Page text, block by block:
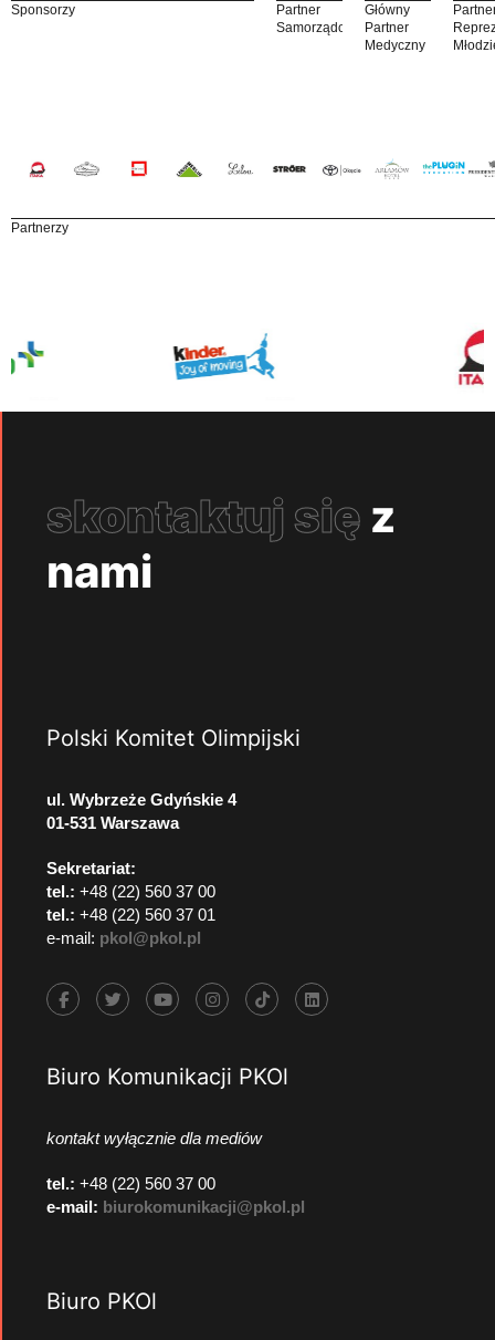
Sponsorzy
Partner
Samorządowy
Główny
Partner
Medyczny
Partnerzy
skontaktuj się z
nami
Polski Komitet Olimpijski
ul. Wybrzeże Gdyńskie 4
01-531 Warszawa
Sekretariat:
tel.: +48 (22) 560 37 00
tel.: +48 (22) 560 37 01
e-mail: pkol@pkol.pl
Biuro Komunikacji PKOl
kontakt wyłącznie dla mediów
tel.: +48 (22) 560 37 00
e-mail: biurokomunikacji@pkol.pl
Biuro PKOl